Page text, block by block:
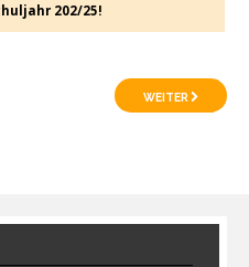
202/25!
WEITER